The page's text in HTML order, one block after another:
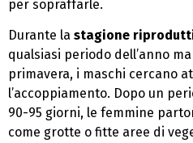
per sopraffarle.
Durante la stagione
qualsiasi periodo dell’anno
primavera, i maschi cercano
l’accoppiamento. Dopo un
90-95 giorni, le femmine
come grotte o fitte aree di